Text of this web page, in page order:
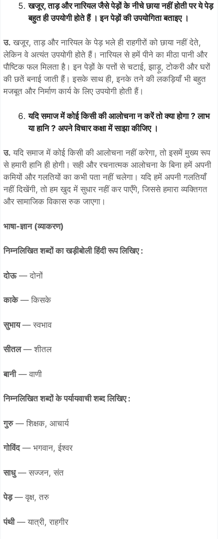
खजूर, ताड़ और नारियल जैसे पेड़ों के नीचे छाया नहीं होती पर ये पेड़
बहुत ही उपयोगी होते हैं । इन पेड़ों की उपयोगिता बताइए ।
उ. खजूर, ताड़ और नारियल के पेड़ भले ही राहगीरों को छाया नहीं देते,
लेकिन वे अत्यंत उपयोगी होते हैं। नारियल से हमें पीने का मीठा पानी और
पौष्टिक फल मिलता है। इन पेड़ों के पत्तों से चटाई, झाड़ू, टोकरी और घरों
की छतें बनाई जाती हैं। इसके साथ ही, इनके तने की लकड़ियाँ भी बहुत
मजबूत और निर्माण कार्य के लिए उपयोगी होती हैं।
यदि समाज में कोई किसी की आलोचना न करें तो क्या होगा ? लाभ
या हानि ? अपने विचार कक्षा में साझा कीजिए ।
उ. यदि समाज में कोई किसी की आलोचना नहीं करेगा, तो इसमें मुख्य रूप
से हमारी हानि ही होगी। सही और रचनात्मक आलोचना के बिना हमें अपनी
कमियों और गलतियों का कभी पता नहीं चलेगा। यदि हमें अपनी गलतियाँ
नहीं दिखेंगी, तो हम खुद में सुधार नहीं कर पाएँगे, जिससे हमारा व्यक्तिगत
और सामाजिक विकास रुक जाएगा।
भाषा-ज्ञान (व्याकरण)
निम्नलिखित शब्दों का खड़ीबोली हिंदी रूप लिखिए :
दोऊ— दोनों
काके— किसके
सुभाय— स्वभाव
सीतल— शीतल
बानी— वाणी
निम्नलिखित शब्दों के पर्यायवाची शब्द लिखिए :
गुरु— शिक्षक, आचार्य
गोविंद— भगवान, ईश्वर
साधु— सज्जन, संत
पेड़— वृक्ष, तरु
पंथी— यात्री, राहगीर